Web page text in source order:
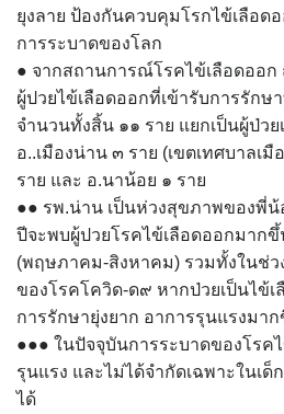
กองยุทธศาสตร์และงบประมาณ
กองสาธารณสุขฯ
การเปิดเผยข้อมูลข่าวสารปี 2566
assessment ITA2023
ข้อกำหนดการใช้งาน
ข้อมูลประชากร
ข้อมูลพื้นฐานของศูนย์บริการนักท่องเที่
ขั้นตอนการขอรับบริการ
ยุงลาย ป้องกันควบคุมโรกไข้เลือด
การระบาดของโลก
● จากสถานการณ์โรคไข้เลือดออ
ผู้ปวยไข้เลือดออกที่เข้ารับการรัก
จำนวนทั้งสิ้น ๑๑ ราย แยกเป็นผู้ป่วย
อ..เมืองน่าน ๓ ราย (เขตเทศบาลเมื
ราย และ อ.นาน้อย ๑ ราย
●● รพ.น่าน เป็นห่วงสุขภาพของพี่
ปีจะพบผู้ปวยโรคไข้เลือดออกมาก
(พฤษภาคม-สิงหาคม) รวมทั้งในช่
ของโรคโควิด-ด๙ หากป่วยเป็นไข้
การรักษายุ่งยาก อาการรุนแรงมา
●●● ในปัจจุบันการระบาดของโรค
รุนแรง และไม่ได้จำกัดเฉพาะในเด็
ได้